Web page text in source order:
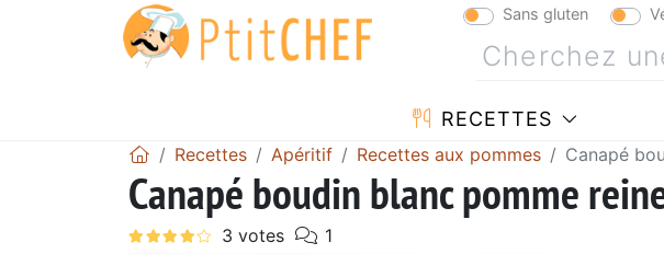
Sans gluten
RECETTES
Recettes Apéritif Recettes aux pommes Canapé
Canapé boudin blanc pomme